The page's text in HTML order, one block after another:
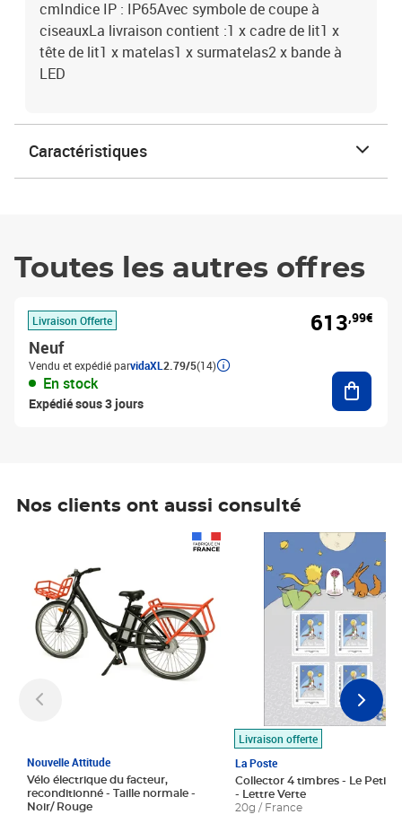
cmIndice IP : IP65Avec symbole de coupe à
ciseauxLa livraison contient :1 x cadre de lit1 x
tête de lit1 x matelas1 x surmatelas2 x bande à
LED
Caractéristiques
Toutes les autres offres
Livraison Offerte
Neuf
Vendu et expédié parvidaXL 2.79/5(14)
En stock
Expédié sous 3 jours
613,99€
Nos clients ont aussi consulté
Nouvelle Attitude
Vélo électrique du facteur,
reconditionné - Taille normale -
Noir/ Rouge
Livraison offerte
La Poste
Collector 4 timbres - Le Petit
- Lettre Verte
20g / France
Prix 7,50€